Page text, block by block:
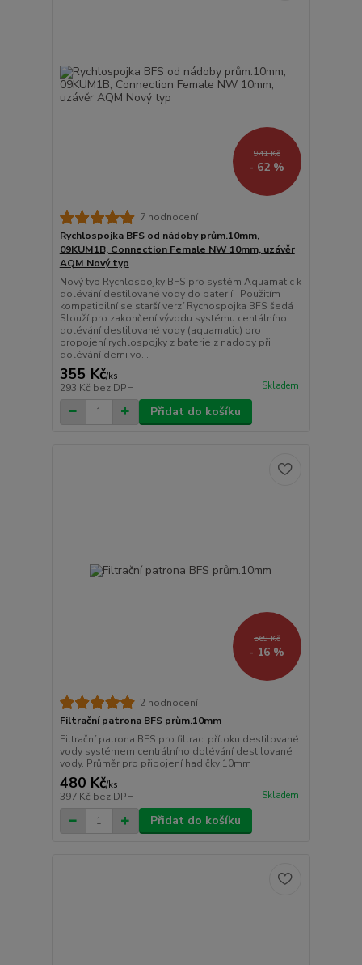
941 Kč
- 62 %
7 hodnocení
Rychlospojka BFS od nádoby prům.10mm,
09KUM1B, Connection Female NW 10mm, uzávěr
AQM Nový typ
Nový typ Rychlospojky BFS pro systém Aquamatic k
dolévání destilované vody do baterií. Použitím
kompatibilní se starší verzí Rychospojka BFS šedá .
Slouží pro zakončení vývodu systému centálního
dolévání destilované vody (aquamatic) pro
propojení rychlospojky z baterie z nadoby při
dolévání demi vo...
355 Kč/ks
293 Kč bez DPH Skladem
Přidat do košíku
569 Kč
- 16 %
2 hodnocení
Filtrační patrona BFS prům.10mm
Filtrační patrona BFS pro filtraci přítoku destilované
vody systémem centrálního dolévání destilované
vody. Průměr pro připojení hadičky 10mm
480 Kč/ks
397 Kč bez DPH Skladem
Přidat do košíku